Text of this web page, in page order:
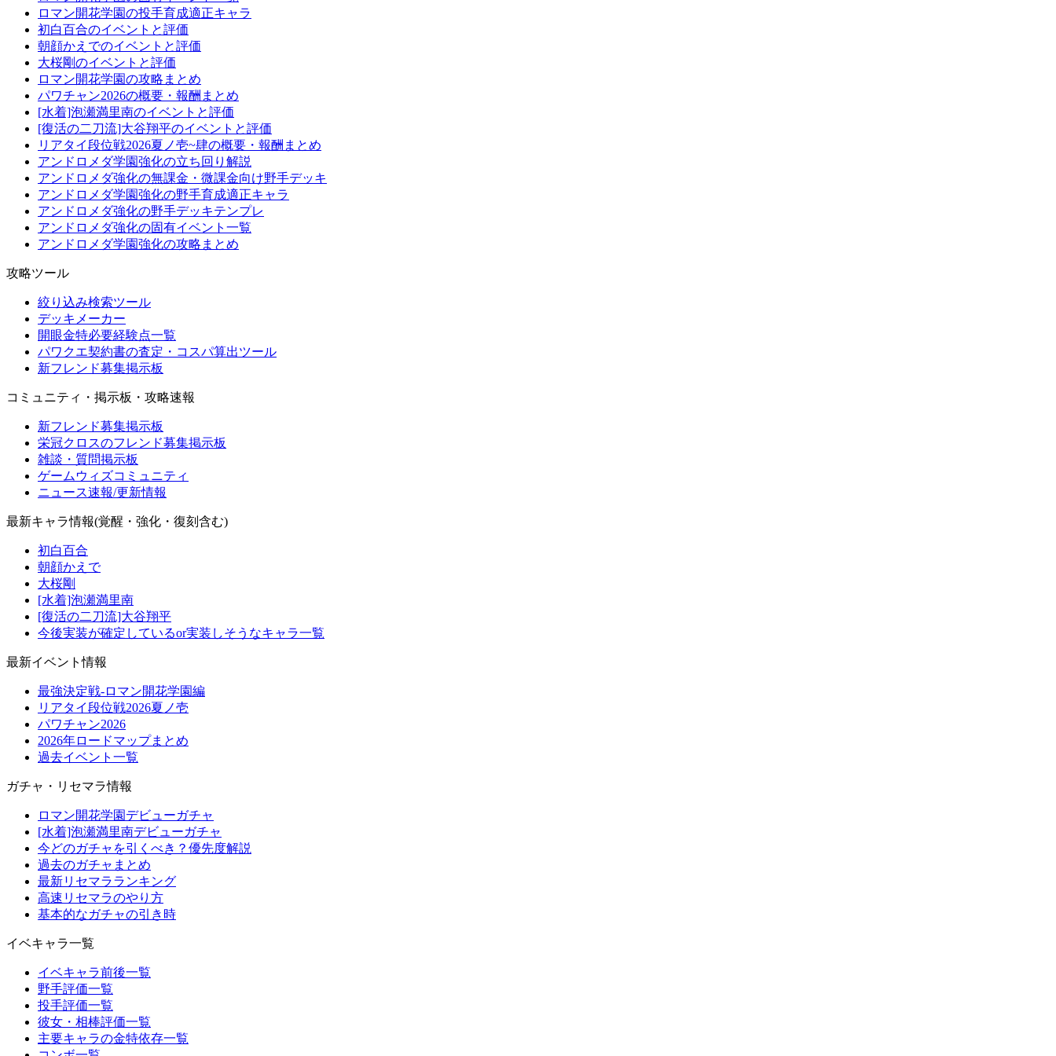
ロマン開花学園の投手育成適正キャラ
初白百合のイベントと評価
朝顔かえでのイベントと評価
大桜剛のイベントと評価
ロマン開花学園の攻略まとめ
パワチャン2026の概要・報酬まとめ
[水着]泡瀬満里南のイベントと評価
[復活の二刀流]大谷翔平のイベントと評価
リアタイ段位戦2026夏ノ壱~肆の概要・報酬まとめ
アンドロメダ学園強化の立ち回り解説
アンドロメダ強化の無課金・微課金向け野手デッキ
アンドロメダ学園強化の野手育成適正キャラ
アンドロメダ強化の野手デッキテンプレ
アンドロメダ強化の固有イベント一覧
アンドロメダ学園強化の攻略まとめ
攻略ツール
絞り込み検索ツール
デッキメーカー
開眼金特必要経験点一覧
パワクエ契約書の査定・コスパ算出ツール
新フレンド募集掲示板
コミュニティ・掲示板・攻略速報
新フレンド募集掲示板
栄冠クロスのフレンド募集掲示板
雑談・質問掲示板
ゲームウィズコミュニティ
ニュース速報/更新情報
最新キャラ情報(覚醒・強化・復刻含む)
初白百合
朝顔かえで
大桜剛
[水着]泡瀬満里南
[復活の二刀流]大谷翔平
今後実装が確定しているor実装しそうなキャラ一覧
最新イベント情報
最強決定戦-ロマン開花学園編
リアタイ段位戦2026夏ノ壱
パワチャン2026
2026年ロードマップまとめ
過去イベント一覧
ガチャ・リセマラ情報
ロマン開花学園デビューガチャ
[水着]泡瀬満里南デビューガチャ
今どのガチャを引くべき？優先度解説
過去のガチャまとめ
最新リセマラランキング
高速リセマラのやり方
基本的なガチャの引き時
イベキャラ一覧
イベキャラ前後一覧
野手評価一覧
投手評価一覧
彼女・相棒評価一覧
主要キャラの金特依存一覧